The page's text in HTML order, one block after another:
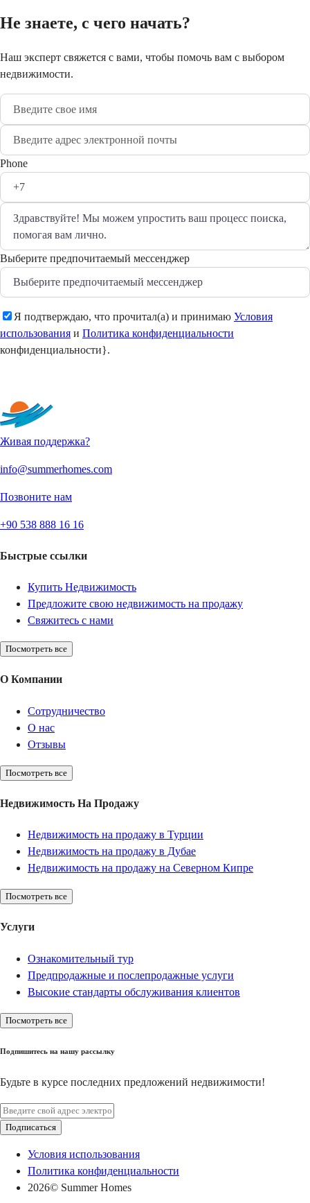
Не знаете, с чего начать?
Наш эксперт свяжется с вами, чтобы помочь вам с выбором
недвижимости.
Phone
Выберите предпочитаемый мессенджер
Я подтверждаю, что прочитал(а) и принимаю Условия
использования и Политика конфиденциальности
конфиденциальности}.
Живая поддержка?
info@summerhomes.com
Позвоните нам
+90 538 888 16 16
Быстрые ссылки
Купить Недвижимость
Предложите свою недвижимость на продажу
Свяжитесь с нами
Посмотреть все
О Компании
Сотрудничество
О нас
Отзывы
Посмотреть все
Недвижимость На Продажу
Недвижимость на продажу в Турции
Недвижимость на продажу в Дубае
Недвижимость на продажу на Северном Кипре
Посмотреть все
Услуги
Ознакомительный тур
Предпродажные и послепродажные услуги
Высокие стандарты обслуживания клиентов
Посмотреть все
Подпишитесь на нашу рассылку
Будьте в курсе последних предложений недвижимости!
Подписаться
Условия использования
Политика конфиденциальности
2026© Summer Homes